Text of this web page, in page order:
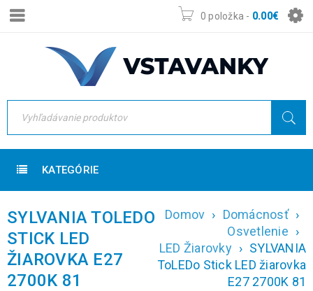
0 položka - 0.00€
KATEGÓRIE
SYLVANIA TOLEDO
STICK LED
ŽIAROVKA E27
2700K 81
Domov › Domácnosť ›
Osvetlenie ›
LED Žiarovky › SYLVANIA
ToLEDo Stick LED žiarovka
E27 2700K 81